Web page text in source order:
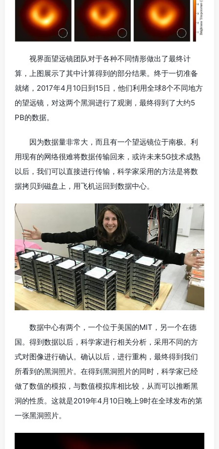
视界面望远镜团队对于各种不同情形做出了最终计
算，上图展示了其中计算得到的部分结果。终于一切准备
就绪，2017年4月10日到15日，他们利用全球8个不同地方
的望远镜，对这两个黑洞进行了观测，最终得到了大约5
PB的数据。
因为数据量非常大，而且有一个望远镜位于南极。利
用现有的网络很难将数据传输回来，或许未来5G技术成熟
以后，我们可以直接进行传输，科学家采用的方法是将数
据拷贝到磁盘上，用飞机运回到数据中心。
数据中心有两个，一个位于美国的MIT，另一个在德
国。得到数据以后，科学家进行相关分析，采用不同的方
式对图像进行确认。确认以后，进行重构，最终得到我们
所看到的黑洞照片。在得到黑洞照片的同时，科学家已经
做了数值的模拟，与数值模拟库相比较，从而可以推断黑
洞的性质。这就是2019年4月10日晚上9时在全球发布的第
一张黑洞照片。